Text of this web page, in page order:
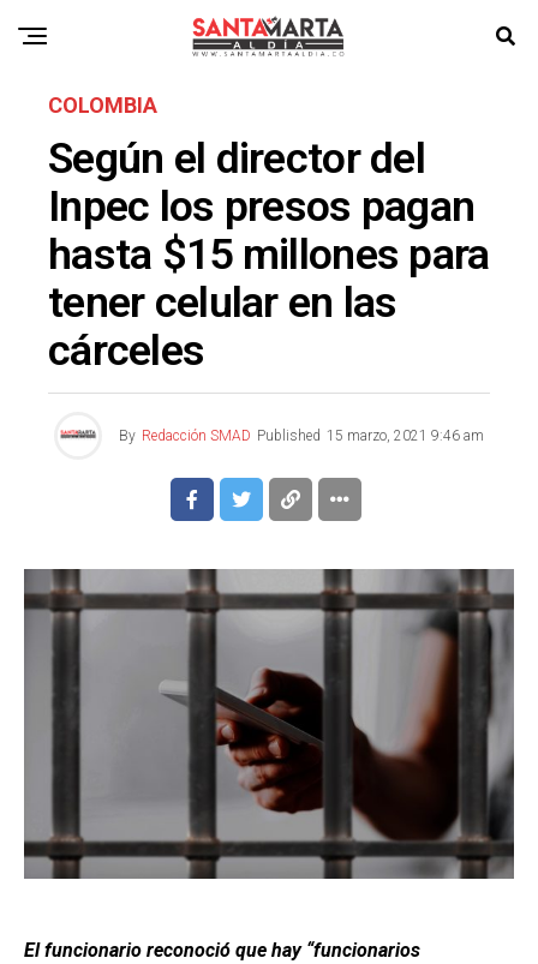
COLOMBIA
Según el director del
Inpec los presos pagan
hasta $15 millones para
tener celular en las
cárceles
By Redacción SMAD Published 15 marzo, 2021 9:46 am
El funcionario reconoció que hay “funcionarios